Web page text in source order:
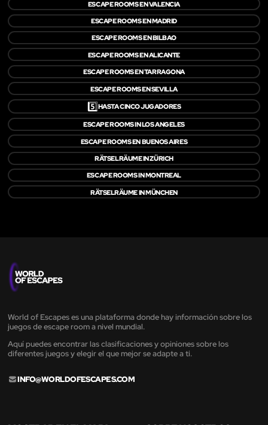
ESCAPE ROOMS EN VALENCIA
ESCAPE ROOMS EN MADRID
ESCAPE ROOMS EN BILBAO
ESCAPE ROOMS EN ALICANTE
ESCAPE ROOMS EN TARRAGONA
ESCAPE ROOMS EN SEVILLA
5️⃣HASTA CINCO JUGADORES
ESCAPE ROOMS IN LOS ANGELES
ESCAPE ROOMS EN BUENOS AIRES
RÄTSELRÄUME IN ZÜRICH
ESCAPE ROOMS IN MONTREAL
RÄTSELRÄUME IN MÜNCHEN
World of Escapes es una plataforma donde hay información sobre los
juegos de escape room a nivel mundial.
Aquí puedes encontrar las clasificaciones y opiniones sobre los
diferentes juegos y elegir el que mejor se adapte a ti.
INFO@WORLDOFESCAPES.COM